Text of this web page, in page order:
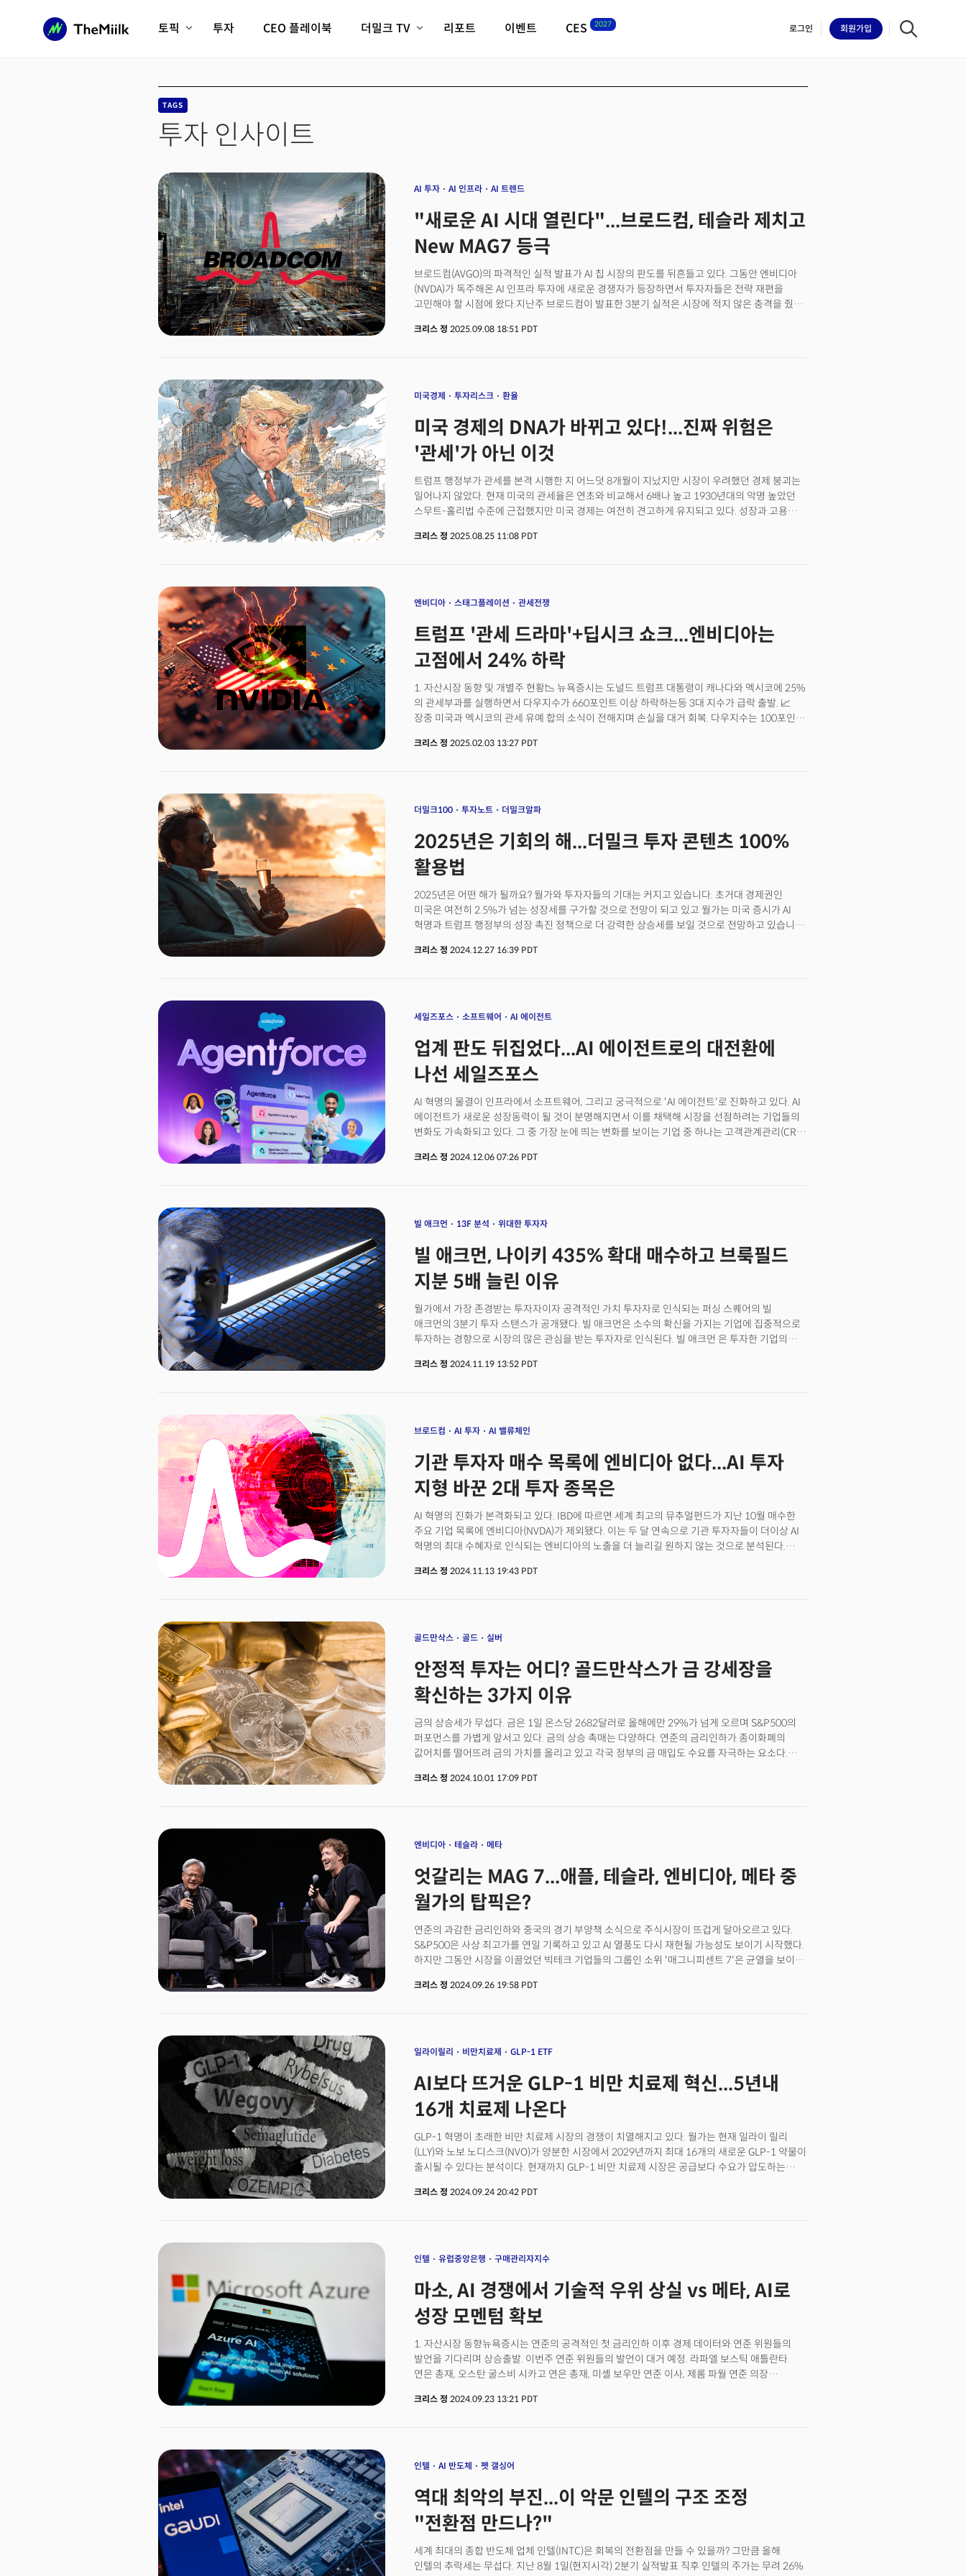
토픽
피지컬AI/로봇
AX비즈니스혁명
디지털자산
미래 교육/직업
전체 기사 보기
투자 CEO 플레이북 더밀크 TV
더밀크 아카데미
더웨이브/트렌드쇼
밸리토크
리포트 이벤트 CES 2027 로그인 회원가입
TAGS
투자 인사이트
AI 투자 AI 인프라 AI 트렌드
"새로운 AI 시대 열린다"...브로드컴, 테슬라 제치고
New MAG7 등극
브로드컴(AVGO)의 파격적인 실적 발표가 AI 칩 시장의 판도를 뒤흔들고 있다. 그동안 엔비디아
(NVDA)가 독주해온 AI 인프라 투자에 새로운 경쟁자가 등장하면서 투자자들은 전략 재편을
고민해야 할 시점에 왔다.지난주 브로드컴이 발표한 3분기 실적은 시장에 적지 않은 충격을 줬다.
52억 달러를 기록하며 전년 대비 무려 63%나 뛰었다는 점이다.여기서 핵심은 단일
"2026년 이후에도 AI 매출이 상당히 개선될 것"이라며 장기 성장에 대한 자신감을 드러냈다.
대비 66% 성장을 예고했다. 이에 브로드컴 주가는 실적 발표 직후 프리마켓에서 13% 급등하며
52주 최고가를 경신했다.
크리스 정 2025.09.08 18:51 PDT
미국경제 투자리스크 환율
미국 경제의 DNA가 바뀌고 있다!...진짜 위험은
'관세'가 아닌 이것
트럼프 행정부가 관세를 본격 시행한 지 어느덧 8개월이 지났지만 시장이 우려했던 경제 붕괴는
일어나지 않았다. 현재 미국의 관세율은 연초와 비교해서 6배나 높고 1930년대의 악명 높았던
스무트-홀리법 수준에 근접했지만 미국 경제는 여전히 견고하게 유지되고 있다. 성장과 고용
우려했던 트럼프 '관세 충격'은 과연 쓸 데 없는 우려였을까? 하지만 컬럼비아 대학교와 트프츠
경제가 여전히 견고한 이유를 알려면 관세가 실제로 경제에 미치는 영향부터 정확히 파악해야
거대하고 다각화된 미국 경제에서 적당한 역할만 한다. 수출입은 미국 역사 대부분 기간 동안
GDP의 약 5%를 차지했다. 스무트-홀리 관세법도 당시 GDP의 1.4%에 불과했던 과세 대상
수입품의 관세를 40%에서 47%로 올렸을 뿐이다.문제는 여기서 핵심은 환율의 역할이라는
중요한 역할을 한다. 달러화는 올해 거의 10% 하락했는데 이는 수입품에 대한 금액을 높여
관세와 사실상 같은 효과를 낸다. 즉 현재 시장에서는 정책적 관세보다 어쩌면 시장의 환율
변동이 장기적으로 더 큰 영향을 미칠 수 있다는 뜻이다.
크리스 정 2025.08.25 11:08 PDT
엔비디아 스태그플레이션 관세전쟁
트럼프 '관세 드라마'+딥시크 쇼크...엔비디아는
고점에서 24% 하락
1. 자산시장 동향 및 개별주 현황📉 뉴욕증시는 도널드 트럼프 대통령이 캐나다와 멕시코에 25%
의 관세부과를 실행하면서 다우지수가 660포인트 이상 하락하는등 3대 지수가 급락 출발. 📈
장중 미국과 멕시코의 관세 유예 합의 소식이 전해지며 손실을 대거 회복. 다우지수는 100포인트
확대되며 자동차, 반도체, 에너지 업종이 하락세를 주도. 달러는 강세를 보인 가운데 멕시코
26개월 연속 위축 추세를 반전. JP모건에 따르면 기관 및 헤지펀드는 5주 연속 미국 주식을
개인 투자자들의 주식시장에 대해 투자심리가 믿을 수 없을 정도로 강력하게 유지되고 있음.
20억 달러 이상의 자금 유입세는 지난 3년 동안 단 9번 발생했는데 그 중 5번은 이미 2025년에
발생. 트럼프 트레이드에 대한 기대로 올랐지만 트럼프 리스크는 전혀 반영하지 않고 있다는 점이
(현지시각) 멕시코, 캐나다에 25%의 관세를 부과하고 4일부터 중국에 10%의 관세를 부과하는
행정명령에 서명.특히 캐나다산 원유에 10%의 관세를 부과하며 에너지 시장 및 원자재 시장의
변동성 확대. 캐나다는 즉각 25%의 보복 관세를 부과하고 WTO 제소를 예고.멕시코 대통령인
클라우디아 세인바움 파르도는 미국의 트럼프 대통령과 협상을 통해 관세를 한 달 연기하는
완화됐지만 관세전쟁은 이제 시작이라는 점. 전선이 유럽까지 확대되면서 협상과 갈등이
국채금리는 하락(경기 둔화)하고 단기 국채 금리는 상승(인플레이션)하며 스태그플레이션에 대한
가능성을 우려.
크리스 정 2025.02.03 13:27 PDT
더밀크100 투자노트 더밀크알파
2025년은 기회의 해...더밀크 투자 콘텐츠 100%
활용법
2025년은 어떤 해가 될까요? 월가와 투자자들의 기대는 커지고 있습니다. 초거대 경제권인
미국은 여전히 2.5%가 넘는 성장세를 구가할 것으로 전망이 되고 있고 월가는 미국 증시가 AI
혁명과 트럼프 행정부의 성장 촉진 정책으로 더 강력한 상승세를 보일 것으로 전망하고 있습니다.
가 더 높은 수준입니다. 월가에서 가장 높은 목표가를 제시한 오펜하이머의 경우 7100으로
3년차에는 이런 수준의 강세장을 기대하기에는 어렵다는 분석입니다. 역사적으로 주식은
지지하지만 새로운 무역갈등을 초래할 가능성이 높고 이는 시장에 변동성으로 돌아올 가능성이
높습니다. 토마스 리, 펀드스트랫 전략가는 "2025년은 주식을 지지하는 강력한 순풍이 있지만
3년차 시장은 수익률이 부진할 것"이라며 시장이 흔들릴 가능성을 제시했습니다. 이는
투자자들은 어떻게 투자를 해야 할까요? 더밀크는 건강한 투자와 부의 재창출, 그리고
궁극적으로 구독자들의 '경제적 자유'를 달성하기 위해 아래와 같은 투자 인사이트를
제안합니다.
크리스 정 2024.12.27 16:39 PDT
세일즈포스 소프트웨어 AI 에이전트
업계 판도 뒤집었다...AI 에이전트로의 대전환에
나선 세일즈포스
AI 혁명의 물결이 인프라에서 소프트웨어, 그리고 궁극적으로 'AI 에이전트'로 진화하고 있다. AI
에이전트가 새로운 성장동력이 될 것이 분명해지면서 이를 채택해 시장을 선점하려는 기업들의
변화도 가속화되고 있다. 그 중 가장 눈에 띄는 변화를 보이는 기업 중 하나는 고객관계관리(CRM)
소프트웨어(SaaS) 1위 기업으로 포츈100대 기업 중 약 90%가 하나 이상의 세일즈포스
다시 돌아오기 힘든 저가 매수기회가 됐다. 당시 골드만삭스는 세일즈포스에 대한 투자의견을
평가했다. 골드만삭스 예상은 단 2분기만에 그대로 현실이 됐다. 세일즈포스의 주가는 이후 약
70%가 급등하며 화려한 복귀를 신고한 것이다. 투자자들의 신뢰를 다시 찾을 수 있었던 계기는
바로 'AI 에이전트' 로의 전환이었다. 세일즈포스는 지난 10월 AI 에이전트 플랫폼인
전환됐음을 선언했다.
크리스 정 2024.12.06 07:26 PDT
빌 애크먼 13F 분석 위대한 투자자
빌 애크먼, 나이키 435% 확대 매수하고 브룩필드
지분 5배 늘린 이유
월가에서 가장 존경받는 투자자이자 공격적인 가치 투자자로 인식되는 퍼싱 스퀘어의 빌
애크먼의 3분기 투자 스탠스가 공개됐다. 빌 애크먼은 소수의 확신을 가지는 기업에 집중적으로
투자하는 경향으로 시장의 많은 관심을 받는 투자자로 인식된다. 빌 애크먼은 투자한 기업의
투자자로 평가받는다. 워런 버핏이 기업의 내재가치에 주목한다면 빌 애크먼은 기업의 잠재력을
규모는 17억 4000만 달러로 확대해 구글의 알파벳(GOOGL) 다음으로 큰 보유 자산으로
보유했다. 나이키에 대한 투자도 크게 확대했다. 빌 애크먼은 올해 내내 어려움을 겪고 있는
나이키를 2분기에 300만주를 매수한 이후 3분기에는 435%나 더 늘려 총 1630만 주로
확대했다. 이로인해 나이키에 대한 투자 규모는 2억 2000만 달러에서 14억 달러로 급증했다. 빌
성장의 잠재력을 보여주는 나이키와 AI 데이터 센터 및 재생에너지 개발에 투자하는
포트폴리오를 보유한 브룩필드에 대규모 투자를 감행, 소비 트렌드와 혁신의 두 축을 모두
겨냥하는 전략을 가져가고 있는 것으로 분석된다.
크리스 정 2024.11.19 13:52 PDT
브로드컴 AI 투자 AI 밸류체인
기관 투자자 매수 목록에 엔비디아 없다...AI 투자
지형 바꾼 2대 투자 종목은
AI 혁명의 진화가 본격화되고 있다. IBD에 따르면 세계 최고의 뮤추얼펀드가 지난 10월 매수한
주요 기업 목록에 엔비디아(NVDA)가 제외됐다. 이는 두 달 연속으로 기관 투자자들이 더이상 AI
혁명의 최대 수혜자로 인식되는 엔비디아의 노출을 더 늘리길 원하지 않는 것으로 분석된다.
기관 투자자들의 눈은 이미 새로운 수혜자를 찾고 있는 것이다. 지난 달 뮤추얼펀드 관리자들이
차지했다. 팔란티어가 76억 7600만 달러로 전체 투자액 중 21%의 비중을 차지한 가운데 가장
투입됐다. 팔란티어는 인공지능 혁명의 장기적인 수혜 산업으로 인식되는 소프트웨어 분야에서
가장 잘 포지셔닝이 된 기업으로 인식된다. 팔란티어는 맥킨지가 제시한 AI 밸류체인에서 앞으로
가장 큰 수혜를 받을 소프트웨어와 애플리케이션의 최대 수혜자로 인식되며 올해에만 281%가
인프라 시장에 있었다. 브로드컴으로 팔란티어의 두 배가 넘는 금액을 투입하며 8개 주요 기업에
투자한 총금액에서 무려 47.7%의 비중으로 압도적인 선택을 받았다. 브로드컴은 엔비디아가
주로 GPU 시장에 집중하면서 AI 모델 학습과 연산에 강점을 보이는 반면 맞춤형 반도체로
네트워킹부터 데이터 전송, 그리고 AI 기반 통신 및 스토리지 솔루션을 통해 AI 생태계의 전반을
크리스 정 2024.11.13 19:43 PDT
골드만삭스 골드 실버
안정적 투자는 어디? 골드만삭스가 금 강세장을
확신하는 3가지 이유
금의 상승세가 무섭다. 금은 1일 온스당 2682달러로 올해에만 29%가 넘게 오르며 S&P500의
퍼포먼스를 가볍게 앞서고 있다. 금의 상승 촉매는 다양하다. 연준의 금리인하가 종이화폐의
값어치를 떨어뜨려 금의 가치를 올리고 있고 각국 정부의 금 매입도 수요를 자극하는 요소다.
글로벌 투자은행 골드만삭스는 이에 2025년 초까지의 금 가격 전망을 기존의 온스당
하락 시 수혜를 받는다. 골드만은 또한 금리하락이 금에 투자하는 ETF에 미치는 긍정적인 영향을
것으로 전망하며 가치가 점진적으로 상승할 것으로 내다봤다. 골드만은 두 번째 이유로
2022년부터 시작된 신흥국들의 금 매입을 지적했다. 골드만삭스의 전망에 따르면 신흥시장
중앙은행들이 주도하는 금 매입 열풍은 앞으로도 구조적으로 높은 수준을 예상할 것이라는
올해 7월까지 신흥국들의 금 매입량은 연간 730톤에 이르며 세계 연간 생산량의 약 15%를
차지했다. 중국은 이런 금 수요에 가장 크게 기여했다. 골드만삭스는 글로벌 금리인하 추세와
중앙은행들의 구조적인 금 수요 증가에 더해 금의 전통적인 역할인 지정학적, 금융적, 경기침체
리스크에 대한 헤지 기능을 이유로 금에 대한 장기 추천을 제시했다.
크리스 정 2024.10.01 17:09 PDT
엔비디아 테슬라 메타
엇갈리는 MAG 7...애플, 테슬라, 엔비디아, 메타 중
월가의 탑픽은?
연준의 과감한 금리인하와 중국의 경기 부양책 소식으로 주식시장이 뜨겁게 달아오르고 있다.
S&P500은 사상 최고가를 연일 기록하고 있고 AI 열풍도 다시 재현될 가능성도 보이기 시작했다.
하지만 그동안 시장을 이끌었던 빅테크 기업들의 그룹인 소위 '매그니피센트 7'은 균열을 보이고
나타나고 있는 것이다. 특히 이번주는 AI경쟁에서 밀리고 있다는 평가를 받은 마이크로소프트를
크리스 정 2024.09.26 19:58 PDT
일라이릴리 비만치료제 GLP-1 ETF
AI보다 뜨거운 GLP-1 비만 치료제 혁신...5년내
16개 치료제 나온다
GLP-1 혁명이 초래한 비만 치료제 시장의 경쟁이 치열해지고 있다. 월가는 현재 일라이 릴리
(LLY)와 노보 노디스크(NVO)가 양분한 시장에서 2029년까지 최대 16개의 새로운 GLP-1 약물이
출시될 수 있다는 분석이다. 현재까지 GLP-1 비만 치료제 시장은 공급보다 수요가 압도하는
비슷한 상황이다. GLP-1 약물은 1인당 한 달에 최소 800달러에서 1500달러가 소요되는 고가의
대표적인 선두주자인 일라이 릴리는 2024년 하반기부터 공급이 개선되고 내년 상반기부터는
절반 수준으로 대폭 낮추고 소비자에게 직접 판매하는 릴리디렉트(LillyDirect)라는 D2C
플랫폼을 출시, 보험이 없는 소비자를 대상으로 자가 결제 환자를 위한 직접 판매 채널을
도입했다. GLP-1 혁신이 기술의 진화와 함께 대중화에 빠르게 접근하고 있는 것이다.
크리스 정 2024.09.24 20:42 PDT
인텔 유럽중앙은행 구매관리자지수
마소, AI 경쟁에서 기술적 우위 상실 vs 메타, AI로
성장 모멘텀 확보
1. 자산시장 동향뉴욕증시는 연준의 공격적인 첫 금리인하 이후 경제 데이터와 연준 위원들의
발언을 기다리며 상승출발. 이번주 연준 위원들의 발언이 대거 예정. 라파엘 보스틱 애틀란타
연은 총재, 오스탄 굴스비 시카고 연은 총재, 미셸 보우만 연준 이사, 제롬 파월 연준 의장
전면전이 발발할 가능성이 제기되며 소폭 상승. 9월 제조업 PMI 47.0으로 전월의 47.9에서
겹치며 유로화는 달러 대비 0.7% 약세를 보이며 6월 이후 가장 큰 일일 변동성을 기록. 프랑스는
표결 위협. 정부 붕괴 시 예산 통과가 어려울 수 있다는 불안감 증폭. 프랑스와 독일의 벤치마크
수익률 격차는 8월 초 이후 가장 큰 수준으로 확대되며 프랑스의 정치적 불확실성에 대한 우려
강화. 3. 중국의 경기 부양책 발표 및 금리인하 중국이 경제 성장 부진을 해결하기 위해 새로운
판공성 중앙은행 총재는 경제 개발을 위한 금융 지원 관련 기자회견을 예고하며 추가 부양책 발표
가능성 제기. 중국은 올해 부동산 위기로 가계 자산 약 18조 달러가 감소하며 소비 위축을 초래,
크리스 정 2024.09.23 13:21 PDT
인텔 AI 반도체 펫 갤싱어
역대 최악의 부진...이 악문 인텔의 구조 조정
"전환점 만드나?"
세계 최대의 종합 반도체 업체 인텔(INTC)은 회복의 전환점을 만들 수 있을까? 그만큼 올해
인텔의 추락세는 무섭다. 지난 8월 1일(현지시각) 2분기 실적발표 직후 인텔의 주가는 무려 26%